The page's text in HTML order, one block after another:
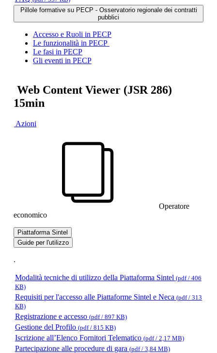
Pillole formative su PECP - Osservatorio regionale dei contratti
pubblici
Accesso e Ruoli in PECP
Le funzionalità in PECP
Le fasi in PECP
Gli eventi in PECP
Web Content Viewer (JSR 286)
15min
Azioni
Operatore
economico
Piattaforma Sintel
Guide per l'utilizzo
.
Modalità tecniche di utilizzo della Piattaforma Sintel (pdf / 406
KB)
Requisiti per l'accesso alle Piattaforme Sintel e Neca (pdf / 313
KB)
Registrazione e accesso (pdf / 897 KB)
Gestione del Profilo (pdf / 815 KB)
Iscrizione all’Elenco Fornitori Telematico (pdf / 2,17 MB)
Partecipazione alle procedure di gara (pdf / 3,84 MB)